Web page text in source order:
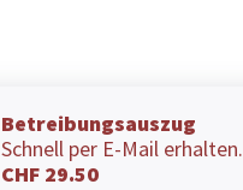
Betreibungsauszug
Schnell per E-Mail erhalten.
CHF 29.50